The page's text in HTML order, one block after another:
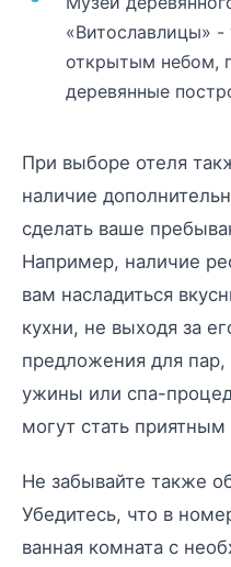
«Витославлицы»
открытым небом,
деревянные
При выборе отеля
наличие
сделать ваше
Например, наличие
вам насладиться
кухни, не выходя за
предложения для пар,
ужины или спа-
могут стать
Не забывайте также
Убедитесь, что в
ванная комната с